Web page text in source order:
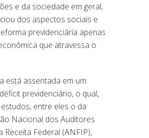
e da sociedade em geral,
dos aspectos sociais e
previdenciária apenas
que atravessa o
está assentada em um
previdenciário, o qual,
entre eles o da
Nacional dos Auditores
Receita Federal (ANFIP),